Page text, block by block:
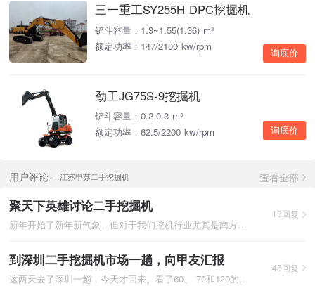
三一重工SY255H DPC挖掘机
铲斗容量：1.3~1.55(1.36) m³
额定功率：147/2100 kw/rpm
询底价
劲工JG75S-9挖掘机
铲斗容量：0.2-0.3 m³
额定功率：62.5/2200 kw/rpm
询底价
用户评论 江苏申苏二手挖掘机 查看全部
聚天下英雄讨论二手挖掘机
新年开始了新年新气象，但对于我们挖机行业尤其是南方来说雨季也
18回复
到深圳二手挖掘机市场一趟，向甲友汇报
这两天去了深圳一趟，今天才回来。看了60、 70和120的。贵是不用
45回复